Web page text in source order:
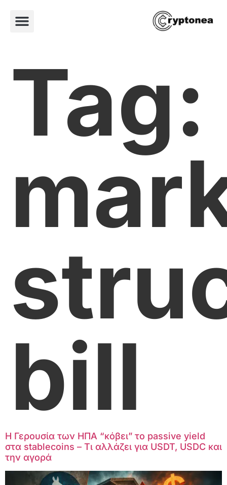
Tag:
bill
Η Γερουσία των ΗΠΑ “κόβει” το passive yield
στα stablecoins – Τι αλλάζει για USDT, USDC και
την αγορά